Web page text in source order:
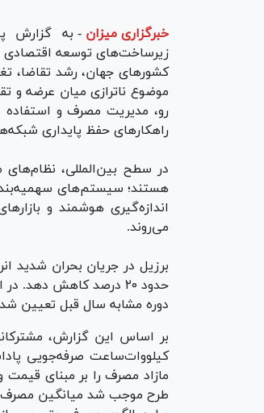
خبرگزاری میزان - به گزارش
زیرساخت‌های توسعه اقتصادی
کشور‌های جهان، رشد تقاضا،
موضوع ناترازی میان عرضه و
رو، مدیریت مصرف و استفاده
راهکار‌های حفظ پایداری
در سطح بین‌المللی،
هستند؛ سیستم‌های سهمیه‌بندی
اندازه‌گیری هوشمند و
می‌روند.
دوره مشابه سال قبل تعیین
بر اساس این گزارش،
کیلووات‌ساعت صرفه‌جویی
مازاد مصرف را بر مبنای قیمت